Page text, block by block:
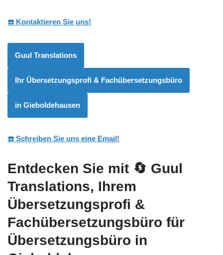
☎️ Kontaktieren Sie uns!
Guul Translations
Ihr Übersetzungsprofi & Fachübersetzungsbüro
in Gieboldehausen
☎️ Schreiben Sie uns eine Email!
Entdecken Sie mit 🔄 Guul
Translations, Ihrem
Übersetzungsprofi &
Fachübersetzungsbüro für
Übersetzungsbüro in